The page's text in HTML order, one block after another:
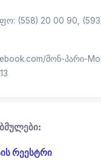
(558) 20 00 90,
მონ-პარი-
რეესტრი